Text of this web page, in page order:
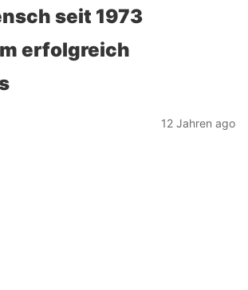
seit 1973
erfolgreich
12 Jahren ago